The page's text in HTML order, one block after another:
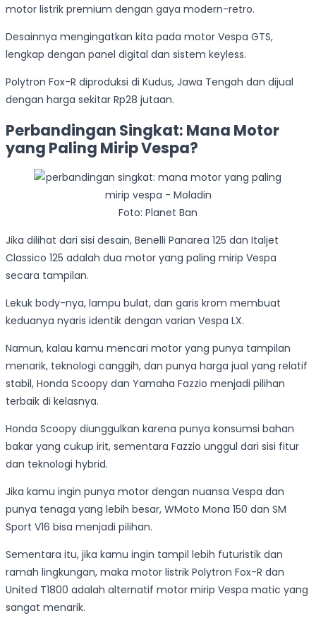
motor listrik premium dengan gaya modern-retro.
Desainnya mengingatkan kita pada motor Vespa GTS,
lengkap dengan panel digital dan sistem keyless.
Polytron Fox-R diproduksi di Kudus, Jawa Tengah dan dijual
dengan harga sekitar Rp28 jutaan.
Perbandingan Singkat: Mana Motor
yang Paling Mirip Vespa?
Foto: Planet Ban
Jika dilihat dari sisi desain, Benelli Panarea 125 dan Italjet
Classico 125 adalah dua motor yang paling mirip Vespa
secara tampilan.
Lekuk body-nya, lampu bulat, dan garis krom membuat
keduanya nyaris identik dengan varian Vespa LX.
Namun, kalau kamu mencari motor yang punya tampilan
menarik, teknologi canggih, dan punya harga jual yang relatif
stabil, Honda Scoopy dan Yamaha Fazzio menjadi pilihan
terbaik di kelasnya.
Honda Scoopy diunggulkan karena punya konsumsi bahan
bakar yang cukup irit, sementara Fazzio unggul dari sisi fitur
dan teknologi hybrid.
Jika kamu ingin punya motor dengan nuansa Vespa dan
punya tenaga yang lebih besar, WMoto Mona 150 dan SM
Sport V16 bisa menjadi pilihan.
Sementara itu, jika kamu ingin tampil lebih futuristik dan
ramah lingkungan, maka motor listrik Polytron Fox-R dan
United T1800 adalah alternatif motor mirip Vespa matic yang
sangat menarik.